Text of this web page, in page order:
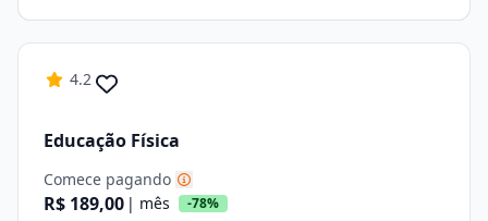
4.2
Educação Física
Comece pagando
R$ 189,00 | mês -78%